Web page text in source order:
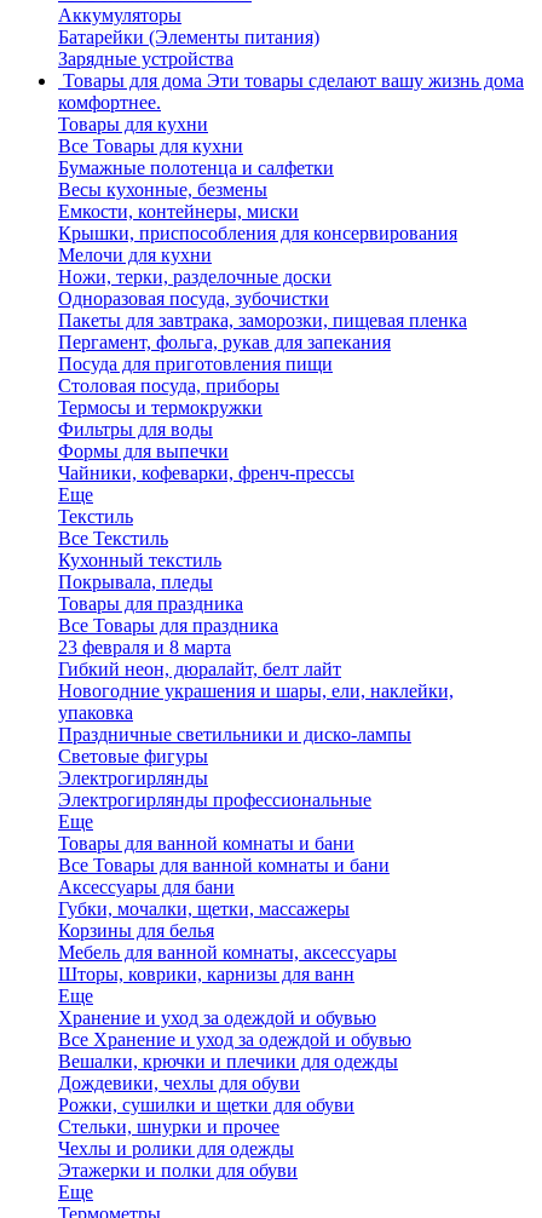
Аккумуляторы
Батарейки (Элементы питания)
Зарядные устройства
Товары для дома Эти товары сделают вашу жизнь дома
комфортнее.
Товары для кухни
Все Товары для кухни
Бумажные полотенца и салфетки
Весы кухонные, безмены
Емкости, контейнеры, миски
Крышки, приспособления для консервирования
Мелочи для кухни
Ножи, терки, разделочные доски
Одноразовая посуда, зубочистки
Пакеты для завтрака, заморозки, пищевая пленка
Пергамент, фольга, рукав для запекания
Посуда для приготовления пищи
Столовая посуда, приборы
Термосы и термокружки
Фильтры для воды
Формы для выпечки
Чайники, кофеварки, френч-прессы
Еще
Текстиль
Все Текстиль
Кухонный текстиль
Покрывала, пледы
Товары для праздника
Все Товары для праздника
23 февраля и 8 марта
Гибкий неон, дюралайт, белт лайт
Новогодние украшения и шары, ели, наклейки,
упаковка
Праздничные светильники и диско-лампы
Световые фигуры
Электрогирлянды
Электрогирлянды профессиональные
Еще
Товары для ванной комнаты и бани
Все Товары для ванной комнаты и бани
Аксессуары для бани
Губки, мочалки, щетки, массажеры
Корзины для белья
Мебель для ванной комнаты, аксессуары
Шторы, коврики, карнизы для ванн
Еще
Хранение и уход за одеждой и обувью
Все Хранение и уход за одеждой и обувью
Вешалки, крючки и плечики для одежды
Дождевики, чехлы для обуви
Рожки, сушилки и щетки для обуви
Стельки, шнурки и прочее
Чехлы и ролики для одежды
Этажерки и полки для обуви
Еще
Термометры